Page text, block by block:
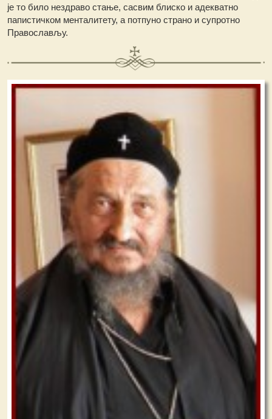
је то било нездраво стање, сасвим блиско и адекватно
папистичком менталитету, а потпуно страно и супротно
Православљу.